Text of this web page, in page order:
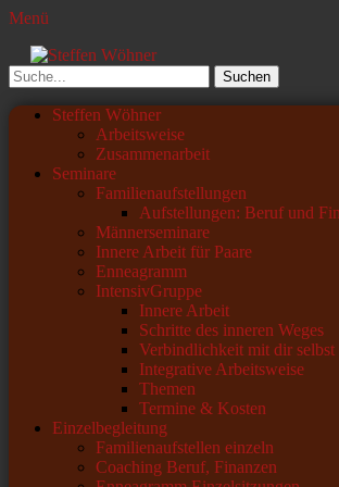
Menü
Steffen Wöhner
Lehrer und Seminarleiter
Suchen
nach:
Primäres
Zum
Steffen Wöhner
Arbeitsweise
Zusammenarbeit
Seminare
Familienaufstellungen
Aufstellungen: Beruf und
Männerseminare
Innere Arbeit für Paare
Enneagramm
IntensivGruppe
Innere Arbeit
Schritte des inneren Weges
Verbindlichkeit mit dir selbst
Integrative Arbeitsweise
Themen
Termine & Kosten
Einzelbegleitung
Familienaufstellen einzeln
Coaching Beruf, Finanzen